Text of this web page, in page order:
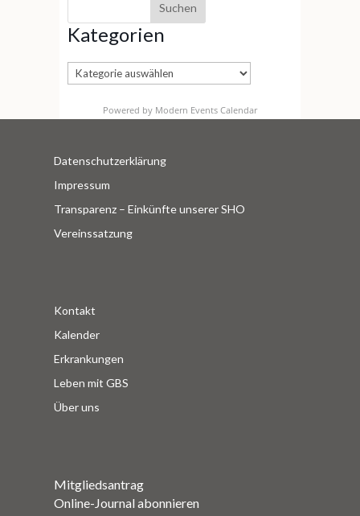
Kategorien
Kategorien
Powered by Modern Events Calendar
Datenschutzerklärung
Impressum
Transparenz – Einkünfte unserer SHO
Vereinssatzung
Kontakt
Kalender
Erkrankungen
Leben mit GBS
Über uns
Mitgliedsantrag
Online-Journal abonnieren